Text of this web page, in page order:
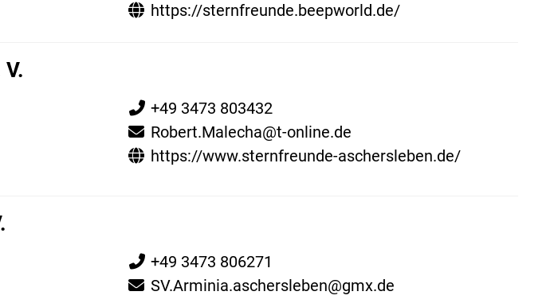
https://sternfreunde.beepworld.de/
+49 3473 803432
Robert.Malecha@t-online.de
https://www.sternfreunde-aschersleben.de/
+49 3473 806271
SV.Arminia.aschersleben@gmx.de